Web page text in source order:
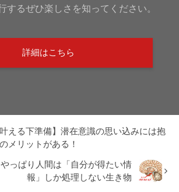
するぜひ楽しさを知ってください。
詳細はこちら
叶える下準備】潜在意識の思い込みには抱
メリットがある！
やっぱり人間は「自分が得たい情
報」しか処理しない生き物